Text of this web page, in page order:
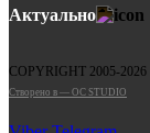
Актуально
COPYRIGHT 2005-2026
Cтворено в — OC STUDIO